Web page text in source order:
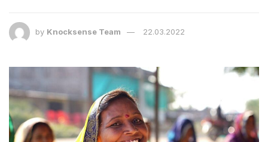
by Knocksense Team 22.03.2022